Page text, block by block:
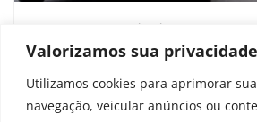
Valorizamos sua privacidade
Utilizamos cookies para aprimorar
navegação, veicular anúncios ou
Nova CNH elimina “terror
motoristas” da prova
estados
janeiro 27, 2026